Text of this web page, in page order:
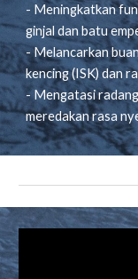
- Meningkatkan
ginjal dan batu
- Melancarkan
kencing (ISK) dan
- Mengatasi
meredakan rasa